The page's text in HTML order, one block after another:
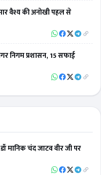
वैश्य की अनोखी पहल से
निगम प्रशासन, 15 सफाई
मानिक चंद जाटव वीर जी पर